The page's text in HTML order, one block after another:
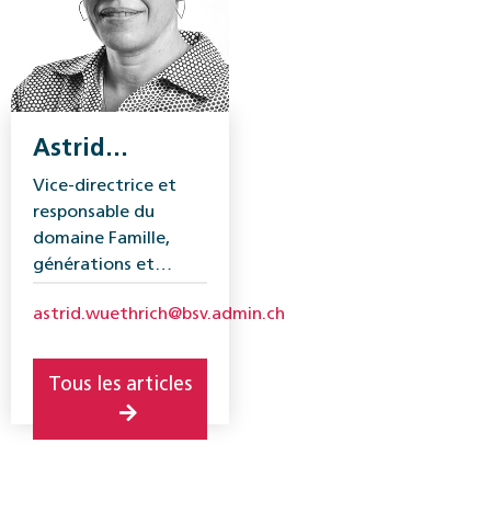
Astrid
Wüthrich
Vice-directrice et
responsable du
domaine Famille,
générations et
fédéral des
astrid.wuethrich@bsv.admin.ch
Tous les articles